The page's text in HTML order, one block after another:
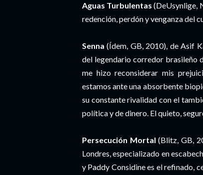
Aguas Turbulentas (DeUsynlige,
redención, perdón y venganza del
Senna (Ídem, GB, 2010), de Asif
del legendario corredor brasileño
me hizo reconsiderar mis
estamos ante una absorbente
su constante rivalidad con el
política y de dinero. El quieto,
Persecución Mortal(Blitz, GB,
Londres, especializado en
y Paddy Considine es el refinado,